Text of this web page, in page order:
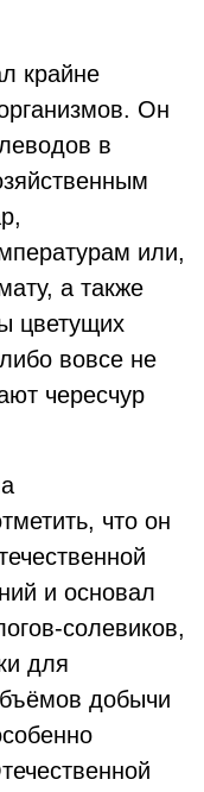
крайне
Он
в
или,
а также
цветущих
вовсе не
чересчур
что он
и основал
солевиков,
для
добычи